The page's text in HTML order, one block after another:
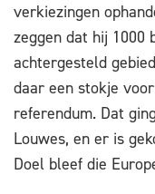
verkiezingen
zeggen dat hij 1000
achtergesteld
daar een stokje
referendum. Dat
Louwes, en er is
Doel bleef die